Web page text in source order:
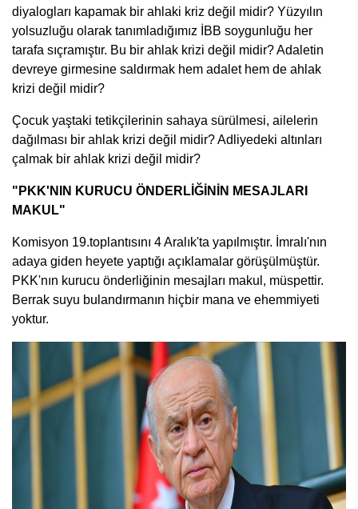
diyalogları kapamak bir ahlaki kriz değil midir? Yüzyılın
yolsuzluğu olarak tanımladığımız İBB soygunluğu her
tarafa sıçramıştır. Bu bir ahlak krizi değil midir? Adaletin
devreye girmesine saldırmak hem adalet hem de ahlak
krizi değil midir?
Çocuk yaştaki tetikçilerinin sahaya sürülmesi, ailelerin
dağılması bir ahlak krizi değil midir? Adliyedeki altınları
çalmak bir ahlak krizi değil midir?
"PKK'NIN KURUCU ÖNDERLİĞİNİN MESAJLARI
MAKUL"
Komisyon 19.toplantısını 4 Aralık'ta yapılmıştır. İmralı'nın
adaya giden heyete yaptığı açıklamalar görüşülmüştür.
PKK'nın kurucu önderliğinin mesajları makul, müspettir.
Berrak suyu bulandırmanın hiçbir mana ve ehemmiyeti
yoktur.